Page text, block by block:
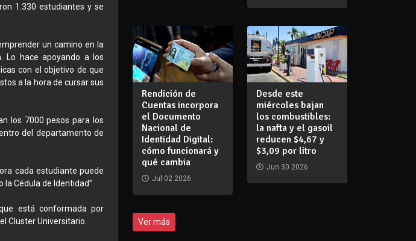
1.330 estudiantes y se
un camino en la
Lo hace apoyando a los
con el objetivo de que
a la hora de cursar sus
los 7000 pesos para los
del departamento de
cada estudiante puede
Cédula de Identidad”.
está conformada por
Cluster Universitario.
Rendición de
Cuentas incorpora
el Documento
Nacional de
Identidad Digital:
cómo funcionará y
qué cambia
Jul 02 2026
Desde este
miércoles bajan
los combustibles:
la nafta y el gasoil
reducen $4,67 y
$3,09 por litro
Jun 30 2026
Ver más